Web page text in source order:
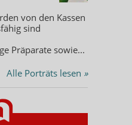
von den Kassen
sind
Präparate sowie...
Alle Porträts lesen »